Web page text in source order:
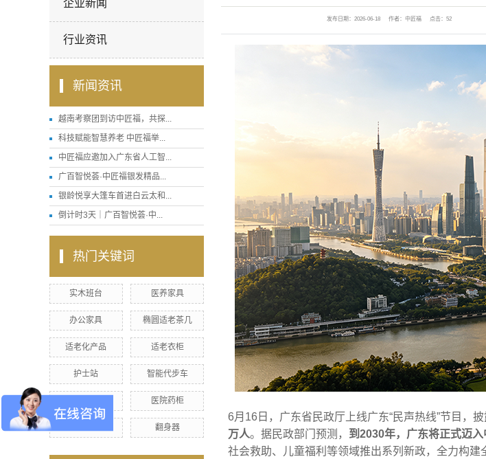
企业新闻
行业资讯
新闻资讯
越南考察团到访中匠福，共探...
科技赋能智慧养老 中匠福举...
中匠福应邀加入广东省人工智...
广百智悦荟·中匠福银发精品...
银龄悦享大篷车首进白云太和...
倒计时3天｜广百智悦荟·中...
热门关键词
实木班台 医养家具
办公家具 椭圆适老茶几
适老化产品 适老衣柜
护士站 智能代步车
医院药柜
翻身器
发布日期： 2026-06-18 作者： 中匠福 点击： 52
6月16日，广东省民政厅上线广东“民声热线”节目，
万人。据民政部门预测， 到2030年，广东将正式迈
社会救助、儿童福利等领域推出系列新政，全力构建